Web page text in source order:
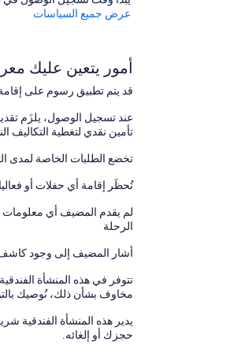
Location Highlights
the best of The Entrance:
* 1-minute walk to cafés, restaurants & ice-cream shops
* 5-minute stroll to Pelican Feeding at Memorial Park
* 10-minute drive to Toowoon Bay & Blue Bay
resort-style rooftop pool
overlooking the coastline.
عرض جميع السياسات
أمور يتعين عليك
قد يتم تطبيق رسوم على
عند تسجيل الوصول، يلزَم
تأمين نقدي لتغطية التكاليف
تخضع الطلبات الخاصة لمدى
تُحظَر إقامة أي حفلات أو
لم يقدم المضيف أي
الرحلة
أشار المضيف إلى وجود كاشف
تتوفر في هذه المنشأة
مخاوف بشأن ذلك، نُوصيك
حجزك أو إلغائه.